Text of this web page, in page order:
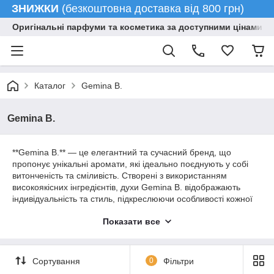
ЗНИЖКИ (безкоштовна доставка від 800 грн)
Оригінальні парфуми та косметика за доступними цінами
Каталог Gemina B.
Gemina B.
**Gemina B.** — це елегантний та сучасний бренд, що
пропонує унікальні аромати, які ідеально поєднують у собі
витонченість та сміливість. Створені з використанням
високоякісних інгредієнтів, духи Gemina B. відображають
індивідуальність та стиль, підкреслюючи особливості кожної
квітів та деревини. Бренд пропонує широкий асортимент, від
Показати все
Сортування 0 Фільтри